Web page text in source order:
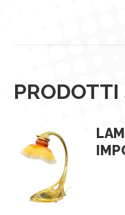
PRODOTTI